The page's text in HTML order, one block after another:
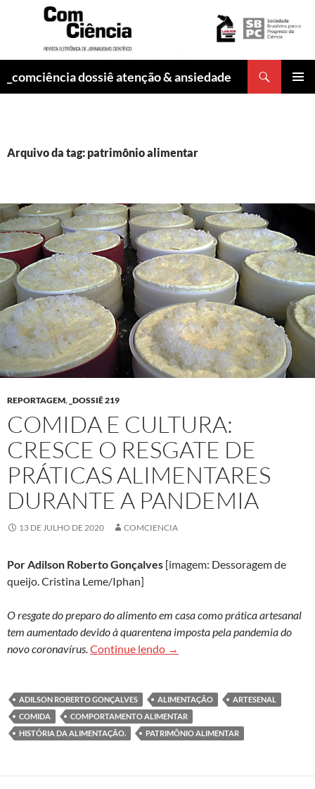
_comciência dossiê atenção & ansiedade
Arquivo da tag: patrimônio alimentar
REPORTAGEM, _DOSSIÊ 219
COMIDA E CULTURA:
CRESCE O RESGATE DE
PRÁTICAS ALIMENTARES
DURANTE A PANDEMIA
13 DE JULHO DE 2020 COMCIENCIA
Por Adilson Roberto Gonçalves [imagem: Dessoragem de
queijo. Cristina Leme/Iphan]
O resgate do preparo do alimento em casa como prática artesanal
tem aumentado devido à quarentena imposta pela pandemia do
novo coronavírus.Continue lendo Comida e cultura: cresce o
→
ADILSON ROBERTO GONÇALVES ALIMENTAÇÃO
ARTESENAL
COMIDA
COMPORTAMENTO ALIMENTAR
HISTÓRIA DA ALIMENTAÇÃO.
PATRIMÔNIO ALIMENTAR